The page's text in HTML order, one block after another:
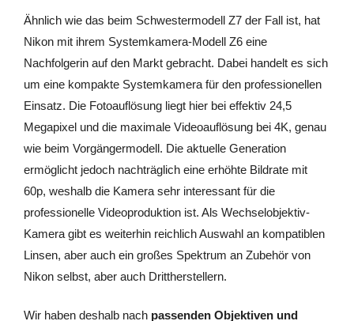
Ähnlich wie das beim Schwestermodell Z7 der Fall ist, hat
Nikon mit ihrem Systemkamera-Modell Z6 eine
Nachfolgerin auf den Markt gebracht. Dabei handelt es sich
um eine kompakte Systemkamera für den professionellen
Einsatz. Die Fotoauflösung liegt hier bei effektiv 24,5
Megapixel und die maximale Videoauflösung bei 4K, genau
wie beim Vorgängermodell. Die aktuelle Generation
ermöglicht jedoch nachträglich eine erhöhte Bildrate mit
60p, weshalb die Kamera sehr interessant für die
professionelle Videoproduktion ist. Als Wechselobjektiv-
Kamera gibt es weiterhin reichlich Auswahl an kompatiblen
Linsen, aber auch ein großes Spektrum an Zubehör von
Nikon selbst, aber auch Drittherstellern.
Wir haben deshalb nach passenden Objektiven und